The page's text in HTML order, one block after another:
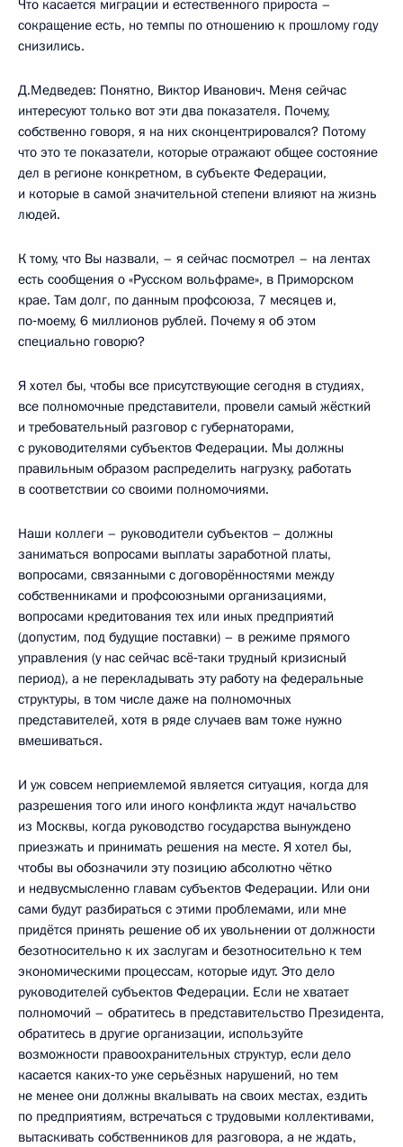
Что касается миграции и естественного прироста –
сокращение есть, но темпы по отношению к прошлому году
снизились.
Д.Медведев: Понятно, Виктор Иванович. Меня сейчас
интересуют только вот эти два показателя. Почему,
собственно говоря, я на них сконцентрировался? Потому
что это те показатели, которые отражают общее состояние
дел в регионе конкретном, в субъекте Федерации,
и которые в самой значительной степени влияют на жизнь
людей.
К тому, что Вы назвали, – я сейчас посмотрел – на лентах
есть сообщения о «Русском вольфраме», в Приморском
крае. Там долг, по данным профсоюза, 7 месяцев и,
по‑моему, 6 миллионов рублей. Почему я об этом
специально говорю?
Я хотел бы, чтобы все присутствующие сегодня в студиях,
все полномочные представители, провели самый жёсткий
и требовательный разговор с губернаторами,
с руководителями субъектов Федерации. Мы должны
правильным образом распределить нагрузку, работать
в соответствии со своими полномочиями.
Наши коллеги – руководители субъектов – должны
заниматься вопросами выплаты заработной платы,
вопросами, связанными с договорённостями между
собственниками и профсоюзными организациями,
вопросами кредитования тех или иных предприятий
(допустим, под будущие поставки) – в режиме прямого
управления (у нас сейчас всё‑таки трудный кризисный
период), а не перекладывать эту работу на федеральные
структуры, в том числе даже на полномочных
представителей, хотя в ряде случаев вам тоже нужно
вмешиваться.
И уж совсем неприемлемой является ситуация, когда для
разрешения того или иного конфликта ждут начальство
из Москвы, когда руководство государства вынуждено
приезжать и принимать решения на месте. Я хотел бы,
чтобы вы обозначили эту позицию абсолютно чётко
и недвусмысленно главам субъектов Федерации. Или они
сами будут разбираться с этими проблемами, или мне
придётся принять решение об их увольнении от должности
безотносительно к их заслугам и безотносительно к тем
экономическими процессам, которые идут. Это дело
руководителей субъектов Федерации. Если не хватает
полномочий – обратитесь в представительство Президента,
обратитесь в другие организации, используйте
возможности правоохранительных структур, если дело
касается каких‑то уже серьёзных нарушений, но тем
не менее они должны вкалывать на своих местах, ездить
по предприятиям, встречаться с трудовыми коллективами,
вытаскивать собственников для разговора, а не ждать,